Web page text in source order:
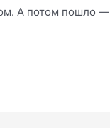
А потом пошло —